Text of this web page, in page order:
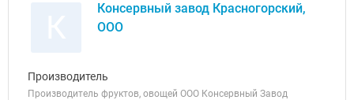
Консервный завод Красногорский,
ООО
Производитель
Производитель фруктов, овощей ООО Консервный Завод